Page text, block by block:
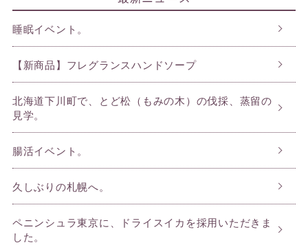
睡眠イベント。
【新商品】フレグランスハンドソープ
北海道下川町で、とど松（もみの木）の伐採、蒸留の
見学。
腸活イベント。
久しぶりの札幌へ。
ペニンシュラ東京に、ドライスイカを採用いただきま
した。